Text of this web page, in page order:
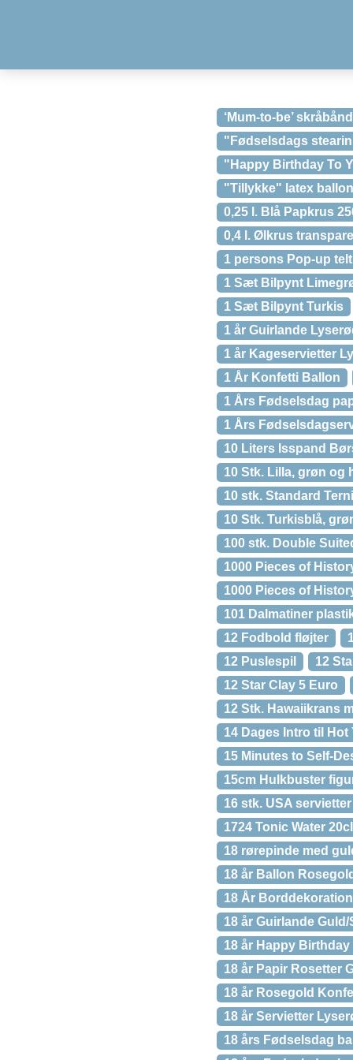
‘Mum-to-be’
"Fødselsdags
"Happy Birthday To
"Tillykke" latex
0,25 l. Blå Papkrus
0,4 l. Ølkrus
1 persons Pop-up telt
1 Sæt Bilpynt
1 Sæt Bilpynt Turkis
1 år Guirlande
1 år Kageservietter
1 År Konfetti Ballon
1 Års Fødselsdag
1 Års
10 Liters Isspand
10 Stk. Lilla, grøn og
10 stk. Standard
10 Stk. Turkisblå,
100 stk. Double
1000 Pieces of
1000 Pieces of
101 Dalmatiner
12 Fodbold fløjter
12 Puslespil
12
12 Star Clay 5 Euro
12 Stk. Hawaiikrans
14 Dages Intro til Hot
15 Minutes to Self-
15cm Hulkbuster
16 stk. USA servietter
1724 Tonic Water 20cl
18 rørepinde med
18 år Ballon
18 År
18 år Guirlande
18 år Happy
18 år Papir Rosetter
18 år Rosegold
18 år Servietter
18 års Fødselsdag